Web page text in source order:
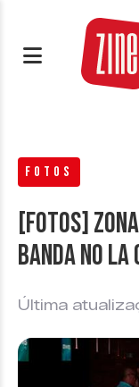
FOTOS
[FOTOS]
banda no La
Última